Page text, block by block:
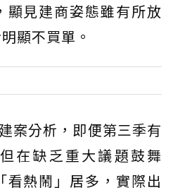
顯見建商姿態雖有所放
顯不買單。
案分析，即便第三季有
在缺乏重大議題鼓舞
看熱鬧」居多，實際出